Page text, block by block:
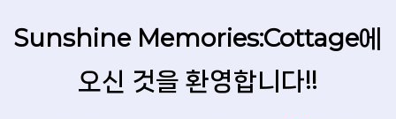
Sunshine Memories:Cottage에
오신 것을 환영합니다!!